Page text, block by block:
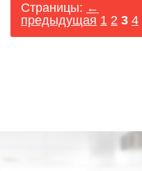
Страницы: ←
предыдущая 1 2 3 4